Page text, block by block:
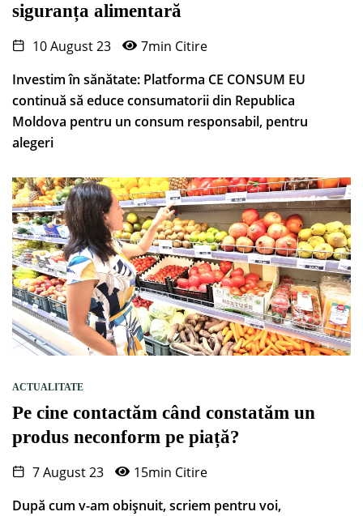
siguranța alimentară
10 August 23
7min Citire
Investim în sănătate: Platforma CE CONSUM EU
continuă să educe consumatorii din Republica
Moldova pentru un consum responsabil, pentru
alegeri
ACTUALITATE
Pe cine contactăm când constatăm un
produs neconform pe piață?
7 August 23
15min Citire
După cum v-am obișnuit, scriem pentru voi,